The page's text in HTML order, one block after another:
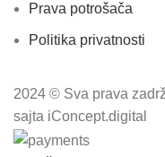
Prava potrošača
Politika privatnosti
2024 © Sva prava
sajta iConcept.digital